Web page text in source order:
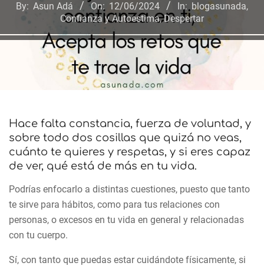
By: Asun Adá On: 12/06/2024 In: blogasunada,
Confianza y Autoestima,Despertar
Hace falta constancia, fuerza de voluntad, y
sobre todo dos cosillas que quizá no veas,
cuánto te quieres y respetas, y si eres capaz
de ver, qué está de más en tu vida.
Podrías enfocarlo a distintas cuestiones, puesto que tanto
te sirve para hábitos, como para tus relaciones con
personas, o excesos en tu vida en general y relacionadas
con tu cuerpo.
Sí, con tanto que puedas estar cuidándote físicamente, si